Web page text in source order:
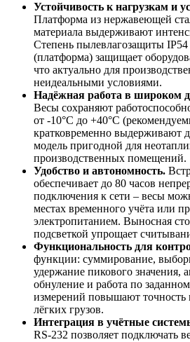
Устойчивость к нагрузкам и
Платформа из нержавеющей
материала выдерживают
Степень пылевлагозащиты
(платформа) защищает
что актуально для
неидеальными условиями.
Надёжная работа в широком
Весы сохраняют
от -10°C до +40°C
кратковременно выдерживают
модель пригодной для
производственных помещений.
Удобство и автономность.
обеспечивает до 80 часов
подключения к сети – весы
местах временного учёта или
электропитанием. Выносная
подсветкой упрощает
Функциональность для
функции: суммирование,
удержание пикового значения,
обнуление и работа по
измерений повышают точность
лёгких грузов.
Интеграция в учётные
RS-232 позволяет подключать